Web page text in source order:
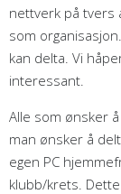
nettverk på tvers
som
kan delta. Vi
interessant.
Alle som ønsker
man ønsker å
egen PC
klubb/krets.